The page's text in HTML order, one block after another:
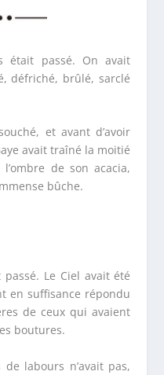
était passé. On avait
défriché, brûlé, sarclé
et avant d’avoir
avait traîné la moitié
de son acacia,
bûche.
Le Ciel avait été
en suffisance répondu
de ceux qui avaient
boutures.
labours n’avait pas,